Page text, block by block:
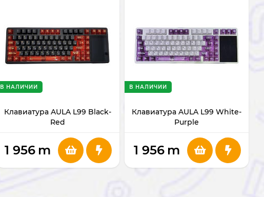
Клавиатура AULA L99 Black-
Red
В НАЛИЧИИ
1 956 m
Клавиатура AULA L99 White-
Purple
В НАЛИЧИИ
1 956 m